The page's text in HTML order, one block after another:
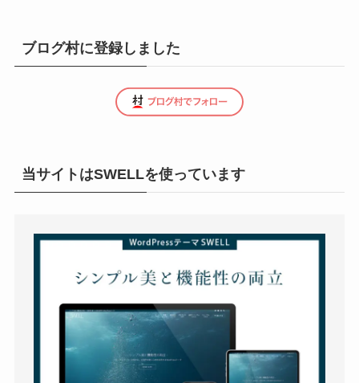
ブログ村に登録しました
当サイトはSWELLを使っています